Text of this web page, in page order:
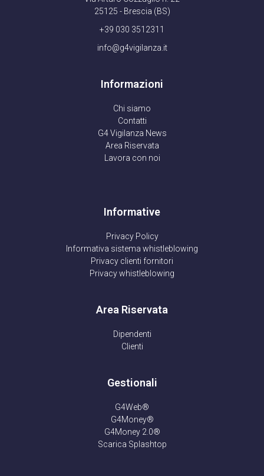
25125 - Brescia (BS)
+39 030 3512311
info@g4vigilanza.it
Informazioni
Chi siamo
Contatti
G4 Vigilanza News
Area Riservata
Lavora con noi
Informative
Privacy Policy
Informativa sistema whistleblowing
Privacy clienti fornitori
Privacy whistleblowing
Area Riservata
Dipendenti
Clienti
Gestionali
G4Web®
G4Money®
G4Money 2.0®
Scarica Splashtop